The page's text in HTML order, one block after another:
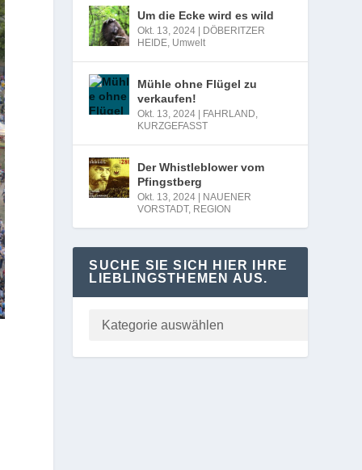
Um die Ecke wird es wild
Okt. 13, 2024
DÖBERITZER
HEIDE, Umwelt
Mühle ohne Flügel zu
verkaufen!
Okt. 13, 2024 FAHRLAND,
KURZGEFASST
Der Whistleblower vom
Pfingstberg
Okt. 13, 2024
NAUENER
VORSTADT, REGION
SUCHE SIE SICH HIER IHRE
LIEBLINGSTHEMEN AUS.